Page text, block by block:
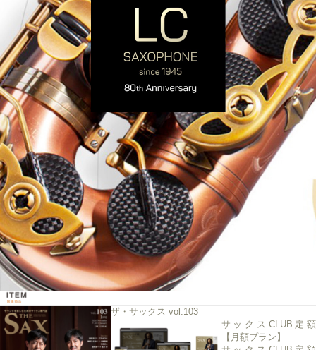
ザ・サックス vol.103
サックスCLUB定額
【月額プラン】